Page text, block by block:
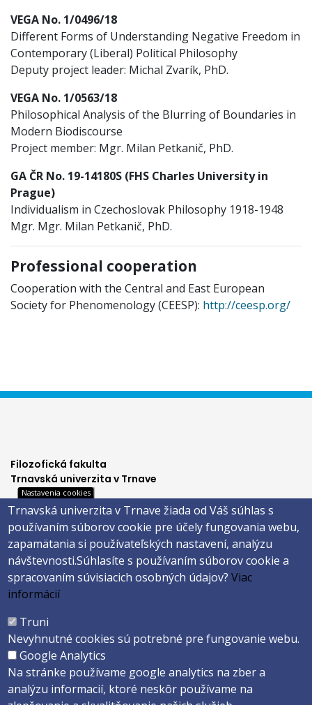
VEGA No. 1/0496/18
Different Forms of Understanding Negative Freedom in
Contemporary (Liberal) Political Philosophy
Deputy project leader: Michal Zvarík, PhD.
VEGA No. 1/0563/18
Philosophical Analysis of the Blurring of Boundaries in
Modern Biodiscourse
Project member: Mgr. Milan Petkanič, PhD.
GA ČR No. 19-14180S (FHS Charles University in
Prague)
Individualism in Czechoslovak Philosophy 1918-1948
Mgr. Mgr. Milan Petkanič, PhD.
Professional cooperation
Cooperation with the Central and East European
Society for Phenomenology (CEESP): http://ceesp.org/
Filozofická fakulta
Trnavská univerzita v Trnave
Hornopotočná 23
918 43 TRNAVA
tel.: 033/5939 213
IČO: 318 25 249
IČ DPH: SK2021177202
Footer
menu
4
Youtube
Copyright ©2026 Faculty of Philosophy and Art · Trnava University
Nastavenia cookies
Trnavská univerzita v Trnave žiada od Váš súhlas s
používaním súborov cookie pre účely fungovania webu,
zapamätania si používateľských nastavení, analýzu
návštevnosti.Súhlasíte s používaním súborov cookie a
spracovaním súvisiacich osobných údajov?Viac
informácií
Truni
Nevyhnutné cookies sú potrebné pre fungovanie webu.
Google Analytics
Na stránke používame google analytics na zber a
analýzu informacií, ktoré neskôr používame na